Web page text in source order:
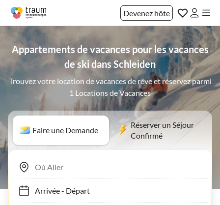
Devenez hôte
Appartements de vacances pour les vacances
de ski dans Schleiden
Trouvez votre location de vacances de rêve et réservez parmi
1 Locations de Vacances
Faire une Demande
Réserver un Séjour
Confirmé
Arrivée- Départ